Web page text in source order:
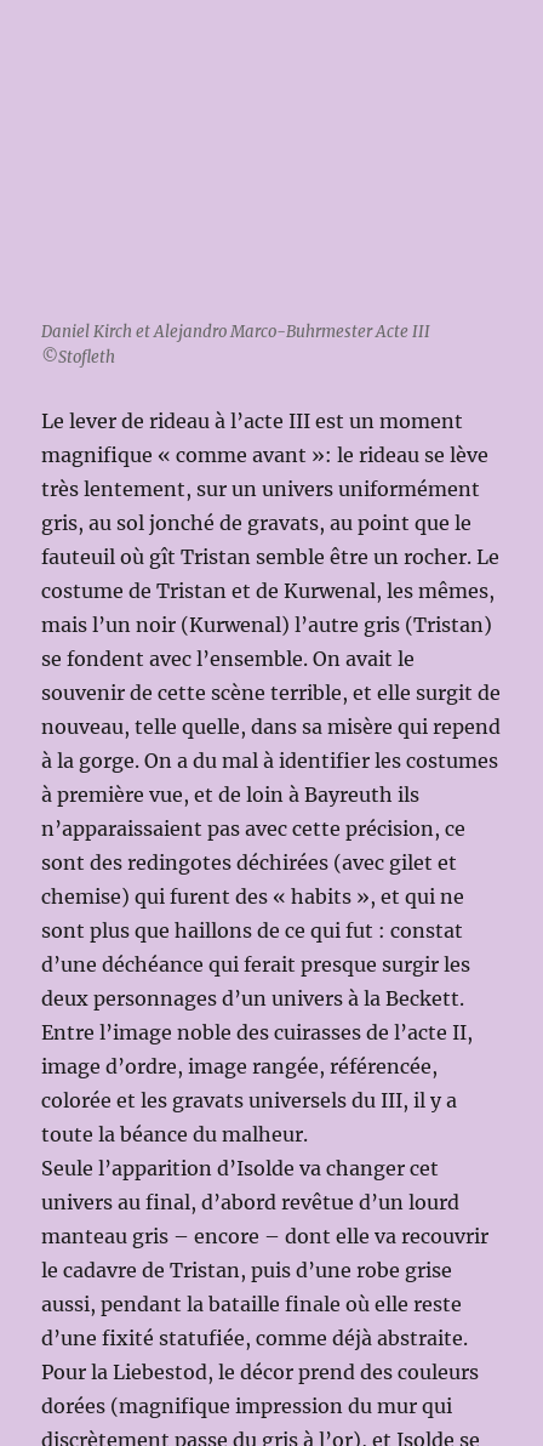
Daniel Kirch et Alejandro Marco-Buhrmester Acte III
©Stofleth
Le lever de rideau à l’acte III est un moment
magnifique « comme avant »: le rideau se lève
très lentement, sur un univers uniformément
gris, au sol jonché de gravats, au point que le
fauteuil où gît Tristan semble être un rocher. Le
costume de Tristan et de Kurwenal, les mêmes,
mais l’un noir (Kurwenal) l’autre gris (Tristan)
se fondent avec l’ensemble. On avait le
souvenir de cette scène terrible, et elle surgit de
nouveau, telle quelle, dans sa misère qui repend
à la gorge. On a du mal à identifier les costumes
à première vue, et de loin à Bayreuth ils
n’apparaissaient pas avec cette précision, ce
sont des redingotes déchirées (avec gilet et
chemise) qui furent des « habits », et qui ne
sont plus que haillons de ce qui fut : constat
d’une déchéance qui ferait presque surgir les
deux personnages d’un univers à la Beckett.
Entre l’image noble des cuirasses de l’acte II,
image d’ordre, image rangée, référencée,
colorée et les gravats universels du III, il y a
toute la béance du malheur.
Seule l’apparition d’Isolde va changer cet
univers au final, d’abord revêtue d’un lourd
manteau gris – encore – dont elle va recouvrir
le cadavre de Tristan, puis d’une robe grise
aussi, pendant la bataille finale où elle reste
d’une fixité statufiée, comme déjà abstraite.
Pour la Liebestod, le décor prend des couleurs
dorées (magnifique impression du mur qui
discrètement passe du gris à l’or), et Isolde se